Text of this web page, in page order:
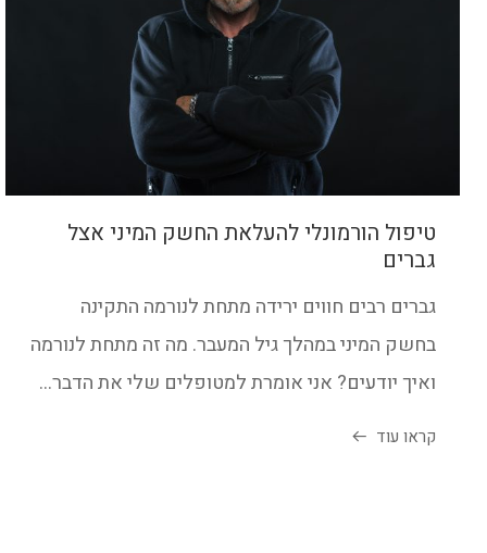
טיפול הורמונלי להעלאת החשק המיני אצל
גברים
גברים רבים חווים ירידה מתחת לנורמה התקינה
בחשק המיני במהלך גיל המעבר. מה זה מתחת לנורמה
ואיך יודעים? אני אומרת למטופלים שלי את הדבר...
קראו עוד